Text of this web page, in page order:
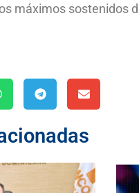
máximos sostenidos